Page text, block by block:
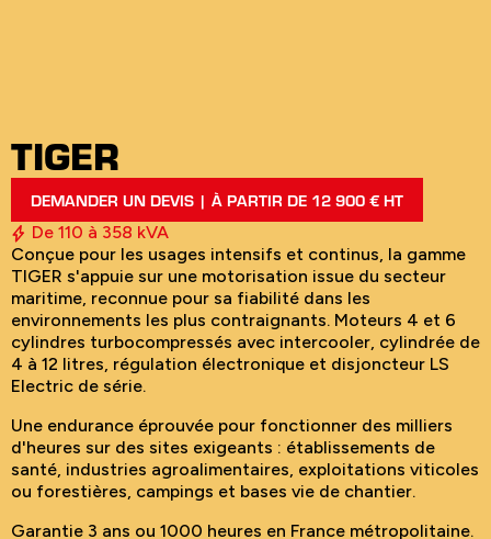
TIGER
DEMANDER UN DEVIS | À PARTIR DE 12 900 € HT
De 110 à 358 kVA
Conçue pour les usages intensifs et continus, la gamme
TIGER s'appuie sur une motorisation issue du secteur
maritime, reconnue pour sa fiabilité dans les
environnements les plus contraignants. Moteurs 4 et 6
cylindres turbocompressés avec intercooler, cylindrée de
4 à 12 litres, régulation électronique et disjoncteur LS
Electric de série.
Une endurance éprouvée pour fonctionner des milliers
d'heures sur des sites exigeants : établissements de
santé, industries agroalimentaires, exploitations viticoles
ou forestières, campings et bases vie de chantier.
Garantie 3 ans ou 1000 heures en France métropolitaine.